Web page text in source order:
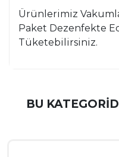
Ürünlerimiz
Paket Dezenfekte
Tüketebilirsiniz.
BU